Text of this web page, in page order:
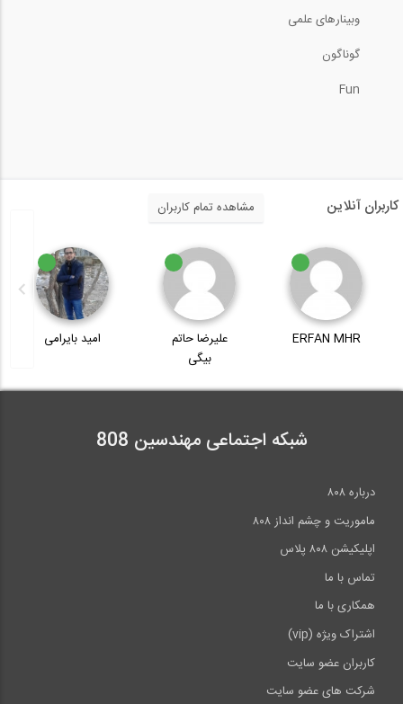
2:52
سمینار "خرافات آب" با سخنرانی...
وبینارهای علمی
گوناگون
Fun
کاربران آنلاین مشاهده تمام کاربران
علیرضا حاتم
امید بایرامی مصیب کماسی
شبکه اجتماعی مهندسین 808
درباره ۸۰۸
ماموریت و چشم انداز ۸۰۸
اپلیکیشن ۸۰۸ پلاس
تماس با ما
همکاری با ما
اشتراک ویژه (vip)
کاربران عضو سایت
شرکت های عضو سایت